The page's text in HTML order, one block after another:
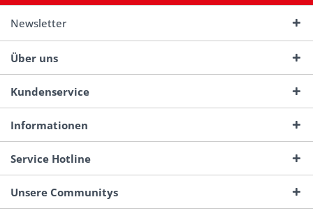
Newsletter
Über uns
Kundenservice
Informationen
Service Hotline
Unsere Communitys